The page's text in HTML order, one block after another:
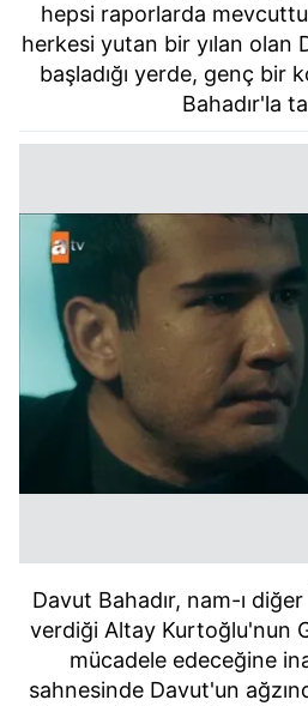
hepsi raporlarda
herkesi yutan bir yılan olan
başladığı yerde, genç bir
Bahadır'la
Davut Bahadır, nam-ı
verdiği Altay Kurtoğlu'nun
mücadele edeceğine
sahnesinde Davut'un